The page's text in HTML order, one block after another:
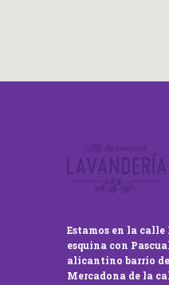
Estamos en la calle
esquina con
alicantino barrio
Mercadona de la